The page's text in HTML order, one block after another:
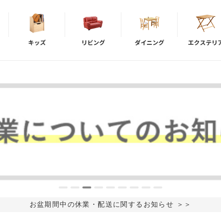
キッズ リビング ダイニング エクステリ
お盆期間中の休業・配送に関するお知らせ ＞＞